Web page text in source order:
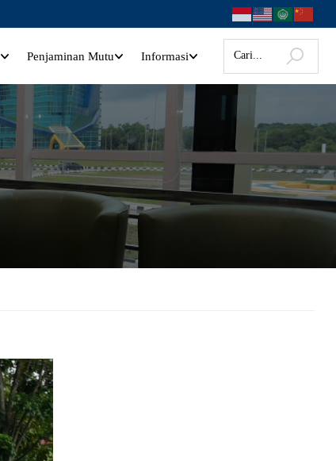
Penjaminan Mutu Informasi